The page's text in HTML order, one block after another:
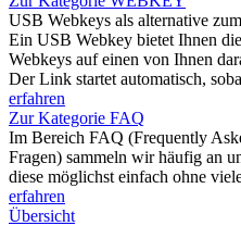
USB Webkeys als alternative
Ein USB Webkey bietet Ihnen
Webkeys auf einen von Ihnen
Der Link startet automatisch,
erfahren
Zur Kategorie FAQ
Im Bereich FAQ (Frequently
Fragen) sammeln wir häufig an
diese möglichst einfach ohne
erfahren
Übersicht